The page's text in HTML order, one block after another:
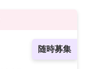
随時募集